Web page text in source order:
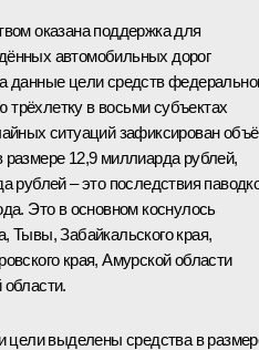
оказана поддержка для
автомобильных дорог
данные цели средств
в восьми субъектах
ситуаций зафиксирован
12,9 миллиарда рублей,
рублей – это последствия
Это в основном коснулось
Тывы, Забайкальского края,
края, Амурской области
цели выделены средства в